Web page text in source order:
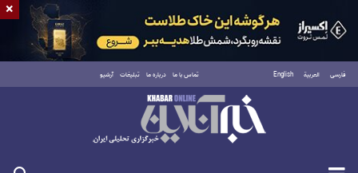
فارسی العربية English تماس با ما درباره ما تبلیغات آرشیو
یکشنبه ۱۸ مرداد ۱۴۰۵
×